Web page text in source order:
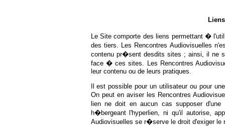
Le Site comporte des liens permettant �
des tiers. Les Rencontres Audiovisuelles
contenu pr�sent desdits sites ; ainsi, il ne
face � ces sites. Les Rencontres
leur contenu ou de leurs pratiques.
Il est possible pour un utilisateur ou pour
On peut en aviser les Rencontres
lien ne doit en aucun cas supposer
h�bergeant l'hyperlien, ni qu'il autorise,
Audiovisuelles se r�serve le droit d'exiger